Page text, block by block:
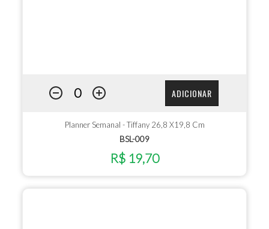
ADICIONAR
Planner Semanal - Tiffany 26,8 X19,8 Cm
BSL-009
R$ 19,70